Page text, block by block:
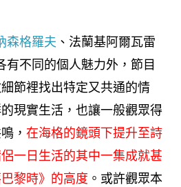
森格羅夫 、法蘭基阿爾瓦雷
不同的個人魅力外，節目
節裡找出特定又共通的情
現實生活，也讓一般觀眾得
， 在海格的鏡頭下提升至詩
一日生活的其中一集成就甚
黎時》的高度 。或許觀眾本